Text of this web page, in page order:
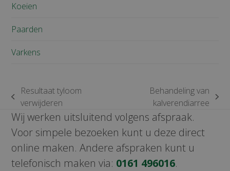
Koeien
Paarden
Varkens
previous
post:
Resultaat tyloom
verwijderen
post:
Behandeling van
kalverendiarree
Wij werken uitsluitend volgens afspraak.
Voor simpele bezoeken kunt u deze direct
online maken. Andere afspraken kunt u
telefonisch maken via: 0161 496016.